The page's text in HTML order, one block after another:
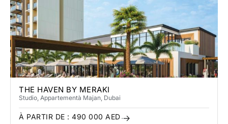
THE HAVEN BY MERAKI
Studio, Appartementà Majan , Dubai
À PARTIR DE : 490 000 AED